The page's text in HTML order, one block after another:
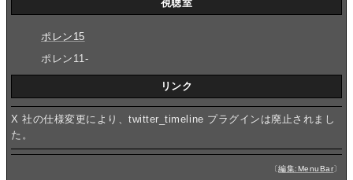
視聴室
ポレン15
ポレン11-
リンク
X 社の仕様変更により、twitter_timeline プラグインは廃止されまし
た。
〔編集:MenuBar〕